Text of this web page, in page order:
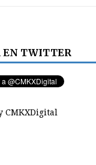
EN TWITTER
CMKXDigital